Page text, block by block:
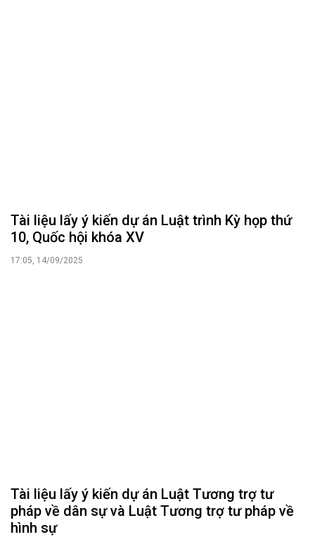
Tài liệu lấy ý kiến dự án Luật trình Kỳ họp thứ
10, Quốc hội khóa XV
17:05, 14/09/2025
Tài liệu lấy ý kiến dự án Luật Tương trợ tư
pháp về dân sự và Luật Tương trợ tư pháp về
hình sự